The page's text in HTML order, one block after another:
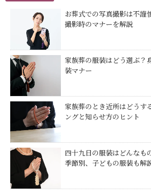
お葬式での写真撮影は不謹
撮影時のマナーを解説
家族葬の服装はどう選ぶ？
装マナー
家族葬のとき近所はどうす
ングと知らせ方のヒント
四十九日の服装はどんなも
季節別、子どもの服装も解